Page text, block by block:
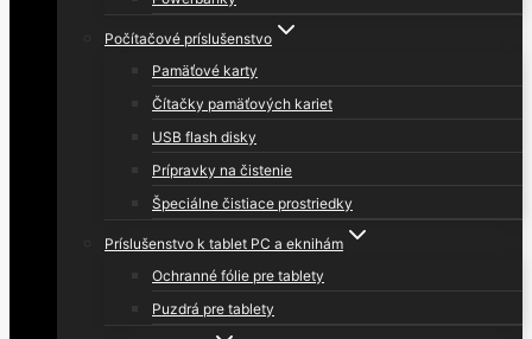
Počítačové príslušenstvo
Pamäťové karty
Čítačky pamäťových kariet
USB flash disky
Prípravky na čistenie
Špeciálne čistiace prostriedky
Príslušenstvo k tablet PC a eknihám
Ochranné fólie pre tablety
Puzdrá pre tablety